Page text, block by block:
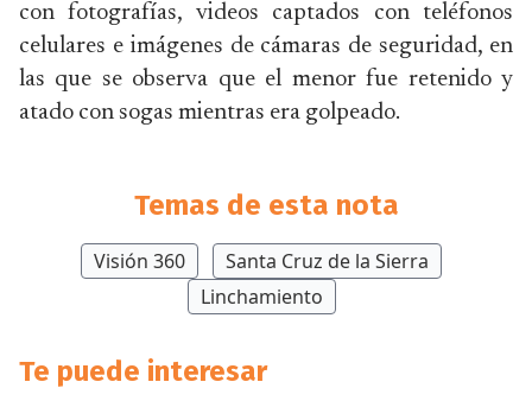
con fotografías, videos captados con teléfonos
celulares e imágenes de cámaras de seguridad, en
las que se observa que el menor fue retenido y
atado con sogas mientras era golpeado.
Temas de esta nota
Visión 360
Santa Cruz de la Sierra
Linchamiento
Te puede interesar